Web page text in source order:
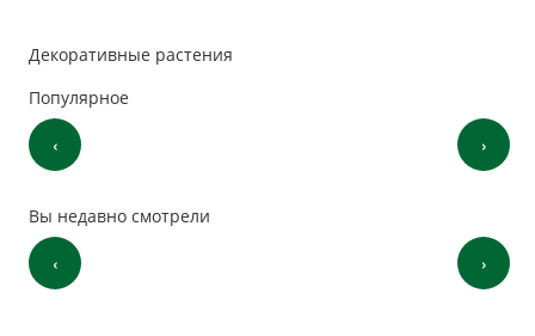
Декоративные растения
Популярное
‹ ›
Вы недавно смотрели
‹ ›